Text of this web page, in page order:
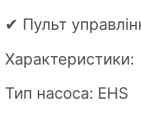
✔ Пульт
Характеристики:
Тип насоса: EHS